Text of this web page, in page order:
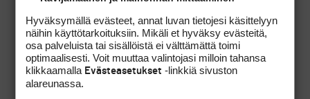
sulavuudesta. Valitettavasti on
pitkälti lahjakkuustekijä
(ilmiömäinen, kuten asian
ilmaisit).
Hyväksymällä evästeet, annat luvan tietojesi käsittelyyn
näihin käyttötarkoituksiin. Mikäli et hyväksy evästeitä,
osa palveluista tai sisällöistä ei välttämättä toimi
optimaalisesti. Voit muuttaa valintojasi milloin tahansa
klikkaamalla Evästeasetukset -linkkiä sivuston
alareunassa.